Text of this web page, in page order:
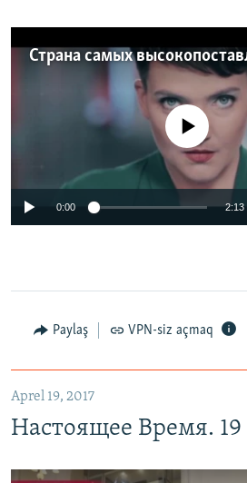
No media source
0:00 2:13
Paylaş VPN-siz açmaq
Aprel 19, 2017
Настоящее Время. 19